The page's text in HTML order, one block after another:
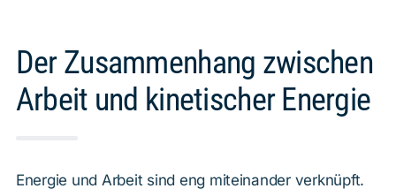
Der Zusammenhang zwischen
Arbeit und kinetischer Energie
Energie und Arbeit sind eng miteinander verknüpft.